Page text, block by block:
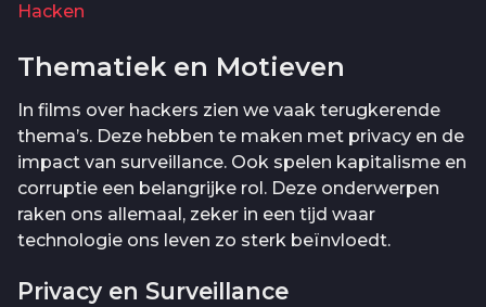
Hacken
Thematiek en Motieven
In films over hackers zien we vaak terugkerende
thema’s. Deze hebben te maken met privacy en de
impact van surveillance. Ook spelen kapitalisme en
corruptie een belangrijke rol. Deze onderwerpen
raken ons allemaal, zeker in een tijd waar
technologie ons leven zo sterk beïnvloedt.
Privacy en Surveillance